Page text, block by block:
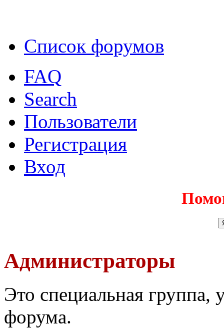
Список форумов
FAQ
Search
Пользователи
Регистрация
Вход
Администраторы
Это специальная группа,
форума.